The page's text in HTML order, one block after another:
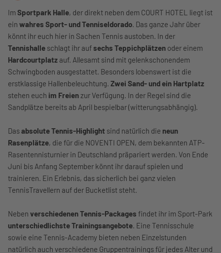
ImSportpark Halle, der direkt neben dem COURT HOTEL liegt ist
ein wahres Sport- und Tenniseldorado. Das ganze Jahr über
könnt ihr euch hier in Sachen Tennis austoben. In der
Tennishalle schlagt ihr aufsechs Teppichplätzen oder einem
Hardcourtplatz auf. Allesamt sind mit gelenkschonendem
Schwingboden ausgestattet. Besonders lobenswert ist die
erstklassige Hallenbeleuchtung. Zwei Sand- und ein Hartplatz
stehen euch im Freienzur Verfügung. In der Regel sind die
Sandplätze bereits ab April bespielbar (witterungsabhängig).
Dasabsolute Tennis-Highlight sind natürlich die neun
Rasenplätze, die für die NOVENTI OPEN, dem bekannten ATP-
Rasentennisturnier in Deutschland präpariert werden. Von Ende
Juni bis Anfang September könnt ihr darauf spielen und
trainieren. Ein Erlebnis, das sicherlich bei ganz vielen
TennisTravellern auf der Bucketlist steht.
Neben verschiedenen Tennis-Packages findet ihr im Sport-Park
unterschiedlichste Trainingsangebote. Eine Tennisschule
sowie eine Tennis-Academy bieten neben Einzelstunden
natürlich auch verschiedene Gruppentrainings für jedes Alter und